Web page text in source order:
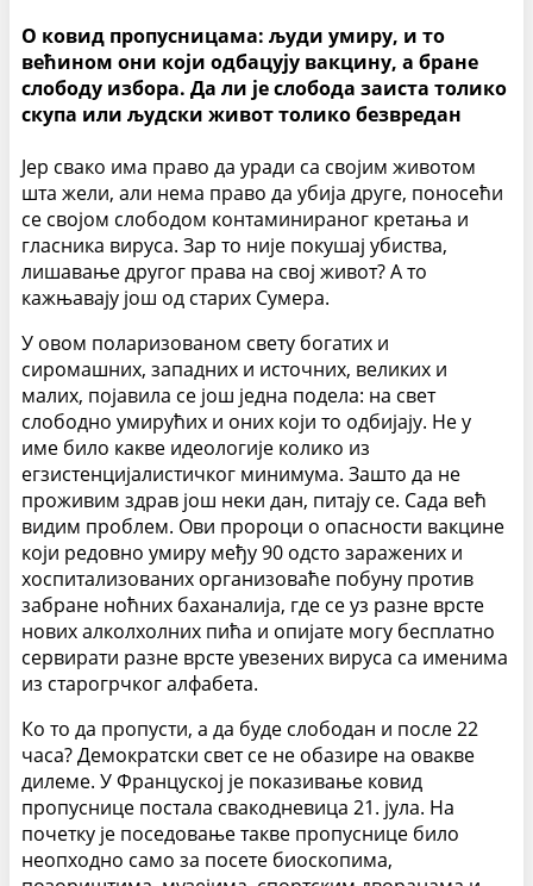
О ковид пропусницама: људи умиру, и то
већином они који одбацују вакцину, а бране
слободу избора. Да ли је слобода заиста толико
скупа или људски живот толико безвредан
Јер свако има право да уради са својим животом
шта жели, али нема право да убија друге, поносећи
се својом слободом контаминираног кретања и
гласника вируса. Зар то није покушај убиства,
лишавање другог права на свој живот? А то
кажњавају још од старих Сумера.
У овом поларизованом свету богатих и
сиромашних, западних и источних, великих и
малих, појавила се још једна подела: на свет
слободно умирућих и оних који то одбијају. Не у
име било какве идеологије колико из
егзистенцијалистичког минимума. Зашто да не
проживим здрав још неки дан, питају се. Сада већ
видим проблем. Ови пророци о опасности вакцине
који редовно умиру међу 90 одсто заражених и
хоспитализованих организоваће побуну против
забране ноћних баханалија, где се уз разне врсте
нових алколхолних пића и опијате могу бесплатно
сервирати разне врсте увезених вируса са именима
из старогрчког алфабета.
Ко то да пропусти, а да буде слободан и после 22
часа? Демократски свет се не обазире на овакве
дилеме. У Француској је показивање ковид
пропуснице постала свакодневица 21. јула. На
почетку је поседовање такве пропуснице било
неопходно само за посете биоскопима,